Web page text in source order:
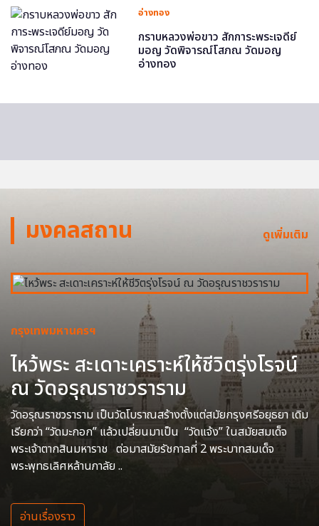
อ่างทอง
กราบหลวงพ่อขาว สักการะพระเจดีย์
มอญ วัดพิจารณ์โสภณ วัดมอญ
อ่างทอง
มงคลสถาน ดูเพิ่มเติม
กรุงเทพมหานครฯ
ไหว้พระ สะเดาะเคราะห์ให้ชีวิตรุ่งโรจน์
ณ วัดอรุณราชวราราม
วัดอรุณราชวราราม เป็นวัดโบราณสร้างตั้งแต่สมัยกรุงศรีอยุธยา เดิม
เรียกว่า “วัดมะกอก” แล้วเปลี่ยนมาเป็น “วัดแจ้ง” ในสมัยสมเด็จ
พระเจ้าตากสินมหาราช ต่อมาสมัยรัชกาลที่ 2 พระบาทสมเด็จ
พระพุทธเลิศหล้านภาลัย ..
อ่านเรื่องราว